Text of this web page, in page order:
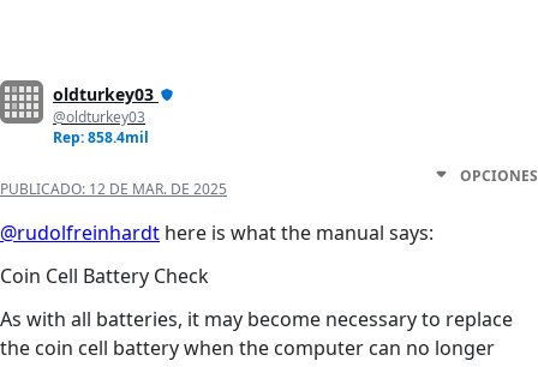
oldturkey03
@oldturkey03
Rep: 858.4mil
PUBLICADO: 12 DE MAR. DE 2025
OPCIONES
@rudolfreinhardt here is what the manual says:
Coin Cell Battery Check
As with all batteries, it may become necessary to replace
the coin cell battery when the computer can no longer